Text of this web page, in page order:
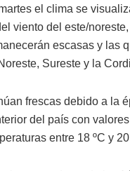
el clima se
viento del este/
escasas y
Sureste y la
frescas debido a la
del país con
entre 18 ºC y 20